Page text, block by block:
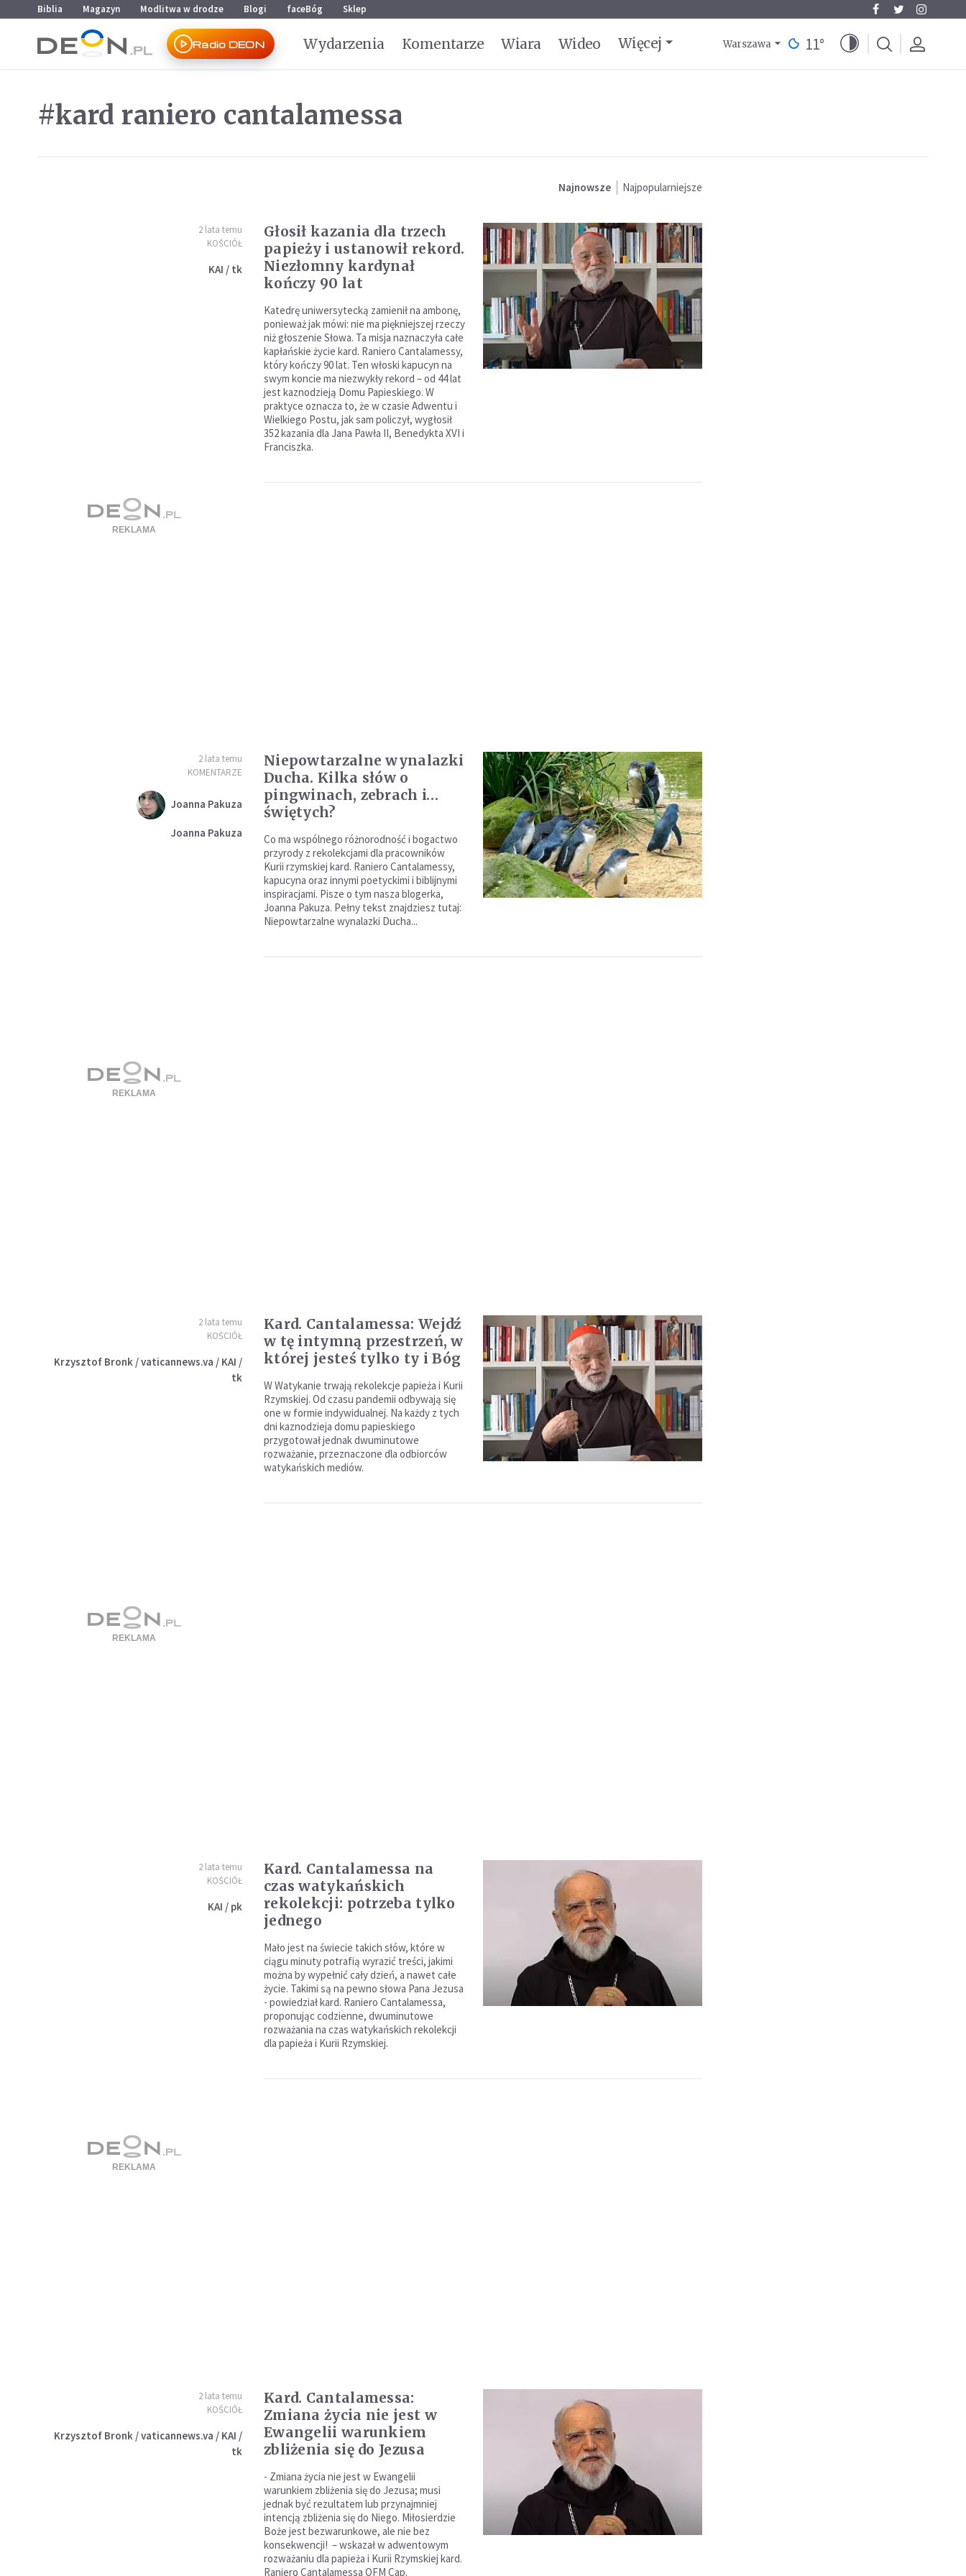
Przejdź do menu głównego
Przejdź do treści
Biblia Magazyn Modlitwa w drodze Blogi faceBóg Sklep
Radio DEON Wydarzenia Komentarze Wiara Wideo Więcej Warszawa 11°
#kard raniero cantalamessa
Najnowsze Najpopularniejsze
2 lata temu
KOŚCIÓŁ
KAI / tk
Głosił kazania dla trzech
papieży i ustanowił rekord.
Niezłomny kardynał
kończy 90 lat
Katedrę uniwersytecką zamienił na ambonę,
ponieważ jak mówi: nie ma piękniejszej rzeczy
niż głoszenie Słowa. Ta misja naznaczyła całe
kapłańskie życie kard. Raniero Cantalamessy,
który kończy 90 lat. Ten włoski kapucyn na
swym koncie ma niezwykły rekord – od 44 lat
jest kaznodzieją Domu Papieskiego. W
praktyce oznacza to, że w czasie Adwentu i
Wielkiego Postu, jak sam policzył, wygłosił
352 kazania dla Jana Pawła II, Benedykta XVI i
Franciszka.
2 lata temu
KOMENTARZE
Joanna Pakuza
Joanna Pakuza
Niepowtarzalne wynalazki
Ducha. Kilka słów o
pingwinach, zebrach i…
świętych?
Co ma wspólnego różnorodność i bogactwo
przyrody z rekolekcjami dla pracowników
Kurii rzymskiej kard. Raniero Cantalamessy,
kapucyna oraz innymi poetyckimi i biblijnymi
inspiracjami. Pisze o tym nasza blogerka,
Joanna Pakuza. Pełny tekst znajdziesz tutaj:
Niepowtarzalne wynalazki Ducha...
2 lata temu
KOŚCIÓŁ
Krzysztof Bronk / vaticannews.va / KAI /
tk
Kard. Cantalamessa: Wejdź
w tę intymną przestrzeń, w
której jesteś tylko ty i Bóg
W Watykanie trwają rekolekcje papieża i Kurii
Rzymskiej. Od czasu pandemii odbywają się
one w formie indywidualnej. Na każdy z tych
dni kaznodzieja domu papieskiego
przygotował jednak dwuminutowe
rozważanie, przeznaczone dla odbiorców
watykańskich mediów.
2 lata temu
KOŚCIÓŁ
KAI / pk
Kard. Cantalamessa na
czas watykańskich
rekolekcji: potrzeba tylko
jednego
Mało jest na świecie takich słów, które w
ciągu minuty potrafią wyrazić treści, jakimi
można by wypełnić cały dzień, a nawet całe
życie. Takimi są na pewno słowa Pana Jezusa
- powiedział kard. Raniero Cantalamessa,
proponując codzienne, dwuminutowe
rozważania na czas watykańskich rekolekcji
dla papieża i Kurii Rzymskiej.
2 lata temu
KOŚCIÓŁ
Krzysztof Bronk / vaticannews.va / KAI /
tk
Kard. Cantalamessa:
Zmiana życia nie jest w
Ewangelii warunkiem
zbliżenia się do Jezusa
- Zmiana życia nie jest w Ewangelii
warunkiem zbliżenia się do Jezusa; musi
jednak być rezultatem lub przynajmniej
intencją zbliżenia się do Niego. Miłosierdzie
Boże jest bezwarunkowe, ale nie bez
konsekwencji! – wskazał w adwentowym
rozważaniu dla papieża i Kurii Rzymskiej kard.
Raniero Cantalamessa OFM Cap.